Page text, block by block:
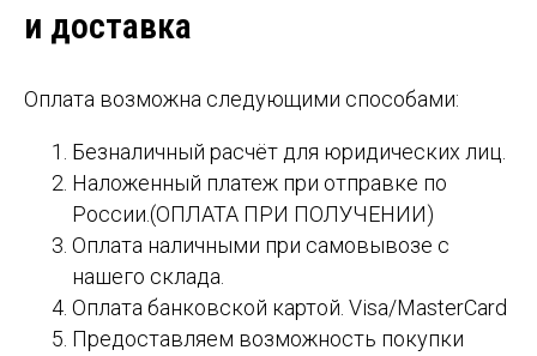
и доставка
Оплата возможна следующими способами:
Безналичный расчёт для юридических лиц.
Наложенный платеж при отправке по
России.(ОПЛАТА ПРИ ПОЛУЧЕНИИ)
Оплата наличными при самовывозе с
нашего склада.
Оплата банковской картой. Visa/MasterCard
Предоставляем возможность покупки